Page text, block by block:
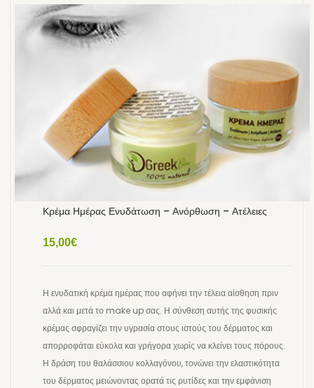
Κρέμα Ημέρας Ενυδάτωση – Ανόρθωση – Ατέλειες
15,00€
Η ενυδατική κρέμα ημέρας που αφήνει την τέλεια αίσθηση πριν
αλλά και μετά το make up σας. Η σύνθεση αυτής της φυσικής
κρέμας σφραγίζει την υγρασία στους ιστούς του δέρματος και
απορροφάται εύκολα και γρήγορα χωρίς να κλείνει τους πόρους.
Η δράση του θαλάσσιου κολλαγόνου, τονώνει την ελαστικότητα
του δέρματος μειώνοντας ορατά τις ρυτίδες και την εμφάνιση